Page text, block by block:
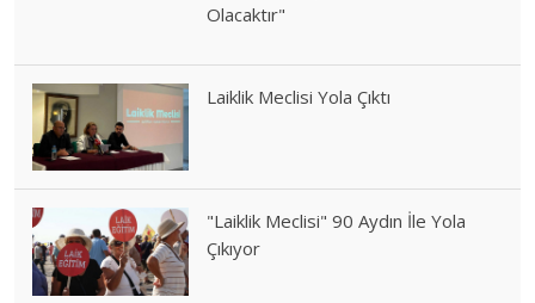
Olacaktır"
Laiklik Meclisi Yola Çıktı
"Laiklik Meclisi" 90 Aydın İle Yola
Çıkıyor